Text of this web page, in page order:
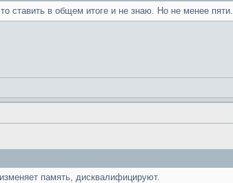
ставить в общем итоге и не знаю. Но не менее пяти.
память, дисквалифицируют.